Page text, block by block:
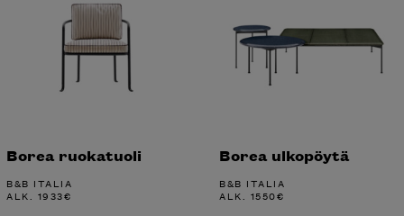
Borea ruokatuoli
B&B ITALIA
ALK. 1933€
Borea ulkopöytä
B&B ITALIA
ALK. 1550€